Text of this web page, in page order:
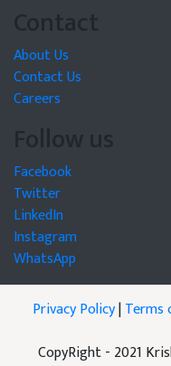
Contact
About Us
Contact Us
Careers
Follow us
Facebook
Twitter
LinkedIn
Instagram
WhatsApp
Privacy Policy|Terms
CopyRight - 2021